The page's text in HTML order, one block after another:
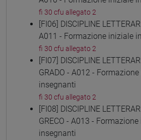
fi 30 cfu allegato 2
[FI06] DISCIPLINE
A011 - Formazione iniziale
fi 30 cfu allegato 2
[FI07] DISCIPLINE
GRADO - A012 -
insegnanti
fi 30 cfu allegato 2
[FI08] DISCIPLINE
GRECO - A013 -
insegnanti